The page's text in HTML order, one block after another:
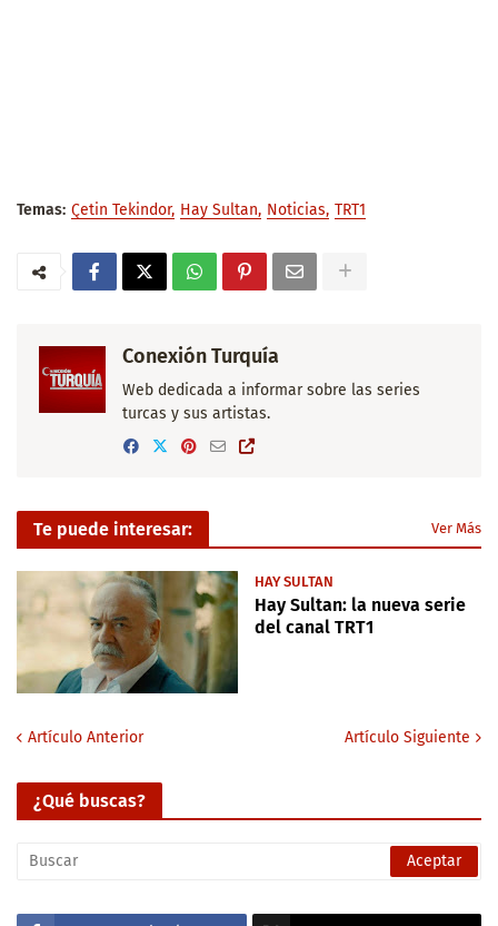
Temas: Çetin Tekindor Hay Sultan Noticias TRT1
Conexión Turquía
Web dedicada a informar sobre las series
turcas y sus artistas.
Te puede interesar: Ver Más
HAY SULTAN
Hay Sultan: la nueva serie
del canal TRT1
Artículo Anterior Artículo Siguiente
¿Qué buscas?